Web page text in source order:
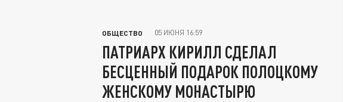
ОБЩЕСТВО 05 ИЮНЯ 16:59
ПАТРИАРХ КИРИЛЛ СДЕЛАЛ
БЕСЦЕННЫЙ ПОДАРОК ПОЛОЦКОМУ
ЖЕНСКОМУ МОНАСТЫРЮ